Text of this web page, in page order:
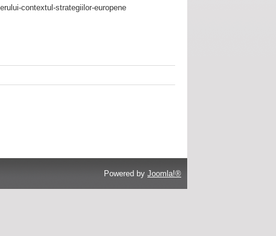
contextul-strategiilor-europene
Powered by Joomla!®